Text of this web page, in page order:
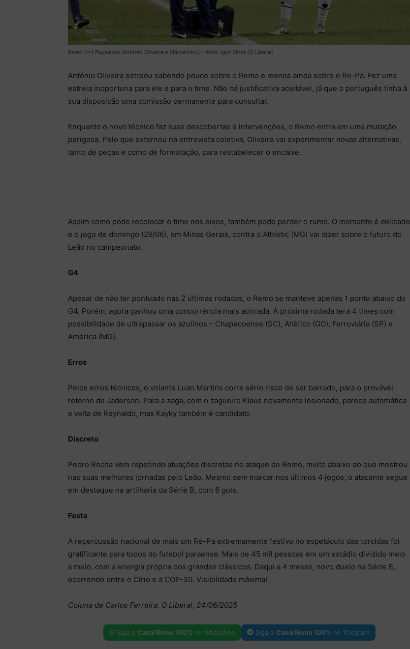
Remo 0×1 Paysandu (António Oliveira e Marcelinho) – Foto: Igor Mota (O Liberal)
António Oliveira estreou sabendo pouco sobre o Remo e menos ainda sobre o Re-Pa. Fez uma
estreia inoportuna para ele e para o time. Não há justificativa aceitável, já que o português tinha à
sua disposição uma comissão permanente para consultar.
Enquanto o novo técnico faz suas descobertas e intervenções, o Remo entra em uma mutação
perigosa. Pelo que externou na entrevista coletiva, Oliveira vai experimentar novas alternativas,
tanto de peças e como de formatação, para restabelecer o encaixe.
Assim como pode recolocar o time nos eixos, também pode perder o rumo. O momento é delicado
e o jogo de domingo (29/06), em Minas Gerais, contra o Athletic (MG) vai dizer sobre o futuro do
Leão no campeonato.
G4
Apesar de não ter pontuado nas 2 últimas rodadas, o Remo se manteve apenas 1 ponto abaixo do
G4. Porém, agora ganhou uma concorrência mais acirrada. A próxima rodada terá 4 times com
possibilidade de ultrapassar os azulinos – Chapecoense (SC), Atlético (GO), Ferroviária (SP) e
América (MG).
Erros
Pelos erros técnicos, o volante Luan Martins corre sério risco de ser barrado, para o provável
retorno de Jaderson. Para a zaga, com o zagueiro Klaus novamente lesionado, parece automática
a volta de Reynaldo, mas Kayky também é candidato.
Discreto
Pedro Rocha vem repetindo atuações discretas no ataque do Remo, muito abaixo do que mostrou
nas suas melhores jornadas pelo Leão. Mesmo sem marcar nos últimos 4 jogos, o atacante segue
em destaque na artilharia da Série B, com 6 gols.
Festa
A repercussão nacional de mais um Re-Pa extremamente festivo no espetáculo das torcidas foi
gratificante para todos do futebol paraense. Mais de 45 mil pessoas em um estádio dividido meio
a meio, com a energia própria dos grandes clássicos. Daqui a 4 meses, novo duelo na Série B,
ocorrendo entre o Círio e a COP-30. Visibilidade máxima!
Coluna de Carlos Ferreira, O Liberal, 24/06/2025
Siga o Canal Remo 100% no WhatsApp Siga o Canal Remo 100% no Telegram